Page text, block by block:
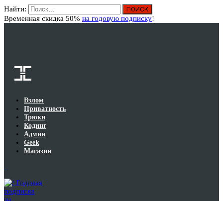
Найти:
Временная скидка 50% на годовую подписку!
Взлом
Приватность
Трюки
Кодинг
Админ
Geek
Магазин
Годовая
подписка